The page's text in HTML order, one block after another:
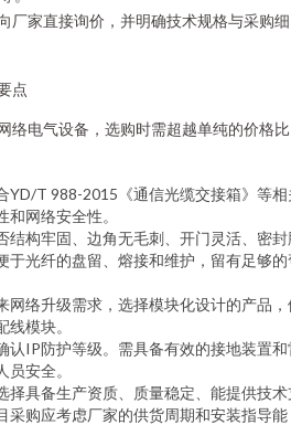
厂家直接询价，并明确技术规格与采购细
点
络电气设备，选购时需超越单纯的价格比
YD/T 988-2015《通信光缆交接箱》等相
网络安全性。
结构牢固、边角无毛刺、开门灵活、密封
于光纤的盘留、熔接和维护，留有足够的
网络升级需求，选择模块化设计的产品，
模块。
认IP防护等级。需具备有效的接地装置和
安全。
择具备生产资质、质量稳定、能提供技
采购应考虑厂家的供货周期和安装指导能